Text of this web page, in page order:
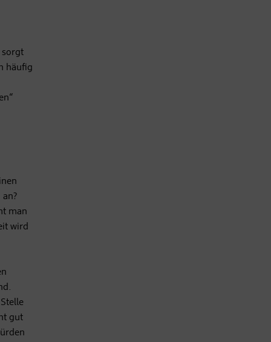
sorgt
häufig
man
wird
gut